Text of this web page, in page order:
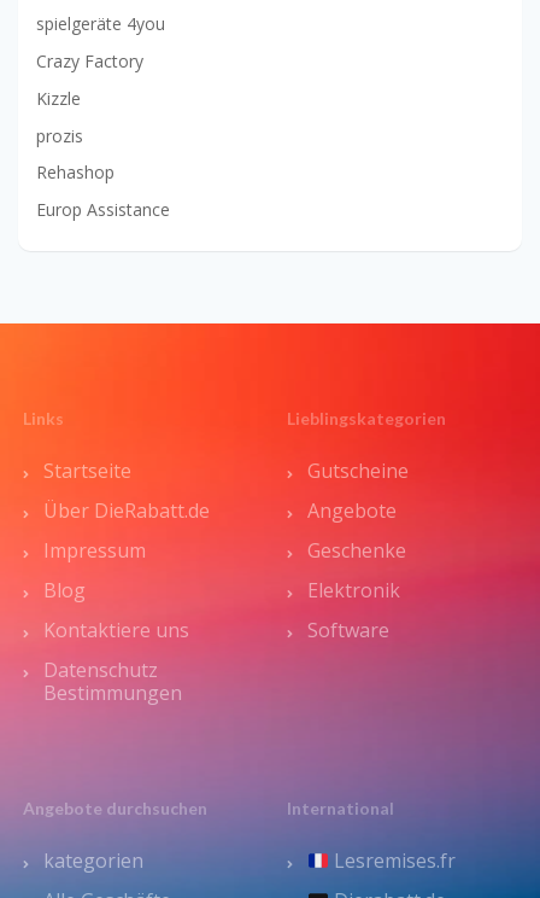
spielgeräte 4you
Crazy Factory
Kizzle
prozis
Rehashop
Europ Assistance
Links
Startseite
Über DieRabatt.de
Impressum
Blog
Kontaktiere uns
Datenschutz
Bestimmungen
Lieblingskategorien
Gutscheine
Angebote
Geschenke
Elektronik
Software
Angebote durchsuchen
kategorien
International
Lesremises.fr